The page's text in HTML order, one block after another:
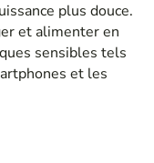
plus douce.
et alimenter en
sensibles tels
et les